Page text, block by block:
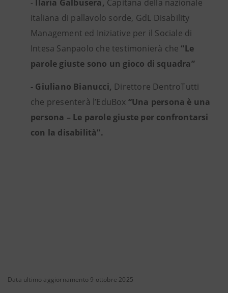
- Ilaria Galbusera, Capitana della nazionale
italiana di pallavolo sorde, GdL Disability
Management ed Iniziative per il Sociale di
Intesa Sanpaolo che testimonierà che “Le
parole giuste sono un gioco di squadra”
- Giuliano Bianucci, Direttore DentroTutti
che presenterà l’EduBox “Una persona è una
persona – Le parole giuste per confrontarsi
con la disabilità”.
Data ultimo aggiornamento 9 ottobre 2025